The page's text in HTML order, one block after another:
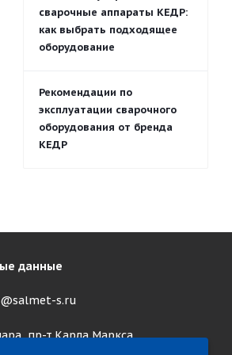
сварочные аппараты КЕДР:
как выбрать подходящее
оборудование
Рекомендации по
эксплуатации сварочного
оборудования от бренда
КЕДР
данные
s.ru
пр-т Карла Маркса,